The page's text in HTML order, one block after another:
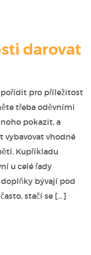
darovat
pořídit pro příležitost
třeba oděvními
pokazit, a
vybavovat vhodné
Kupříkladu
u celé řady
bývají pod
stačí se […]